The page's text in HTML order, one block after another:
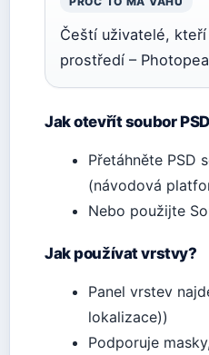
Čeští uživatelé,
prostředí –
Jak otevřít soubor
Přetáhněte PSD
(návodová
Nebo použijte
Jak používat vrstvy?
Panel vrstev
lokalizace))
Podporuje